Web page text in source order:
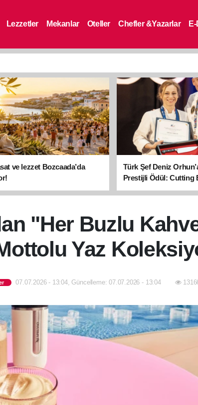
Lezzetler Mekanlar Oteller Chefler &Yazarlar
ve lezzet Bozcaada’da
Türk Şef Deniz
Prestijli Ödül: Cutting
sahibi oldu
"Her Buzlu
Yaz
07.07.2026 - 13:04, Güncelleme: 07.07.2026 - 13:04